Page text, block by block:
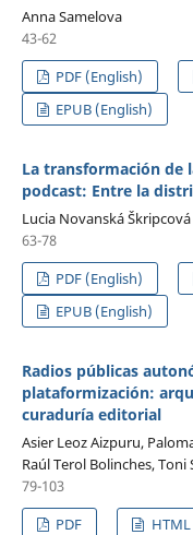
Anna Samelova
43-62
PDF (English)
EPUB (English)
La transformación de
podcast: Entre la
Lucia Novanská Škripcová
63-78
PDF (English)
EPUB (English)
Radios públicas
plataformización:
curaduría editorial
Asier Leoz Aizpuru,
Raúl Terol Bolinches, Toni
79-103
PDF
HTML